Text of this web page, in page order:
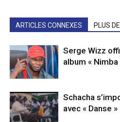
ARTICLES CONNEXES PLUS
Serge Wizz
album « Nimba
Schacha
avec « Danse »